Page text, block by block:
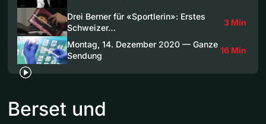
Drei Berner für «Sportlerin»: Erstes
Schweizer…
3 Min
Montag, 14. Dezember 2020 — Ganze
Sendung
16 Min
Berset und